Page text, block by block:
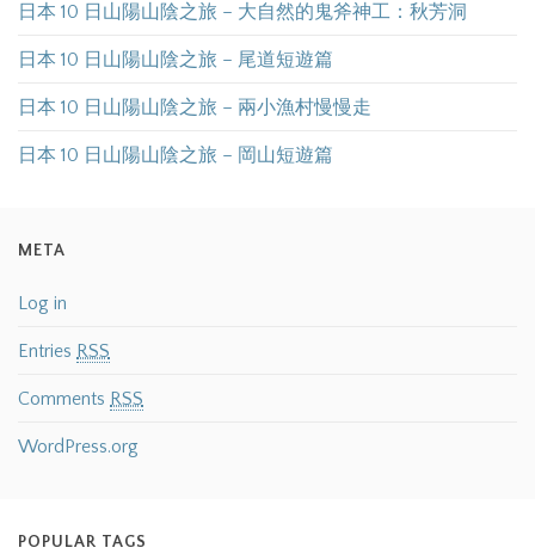
日本 10 日山陽山陰之旅 – 大自然的鬼斧神工：秋芳洞
日本 10 日山陽山陰之旅 – 尾道短遊篇
日本 10 日山陽山陰之旅 – 兩小漁村慢慢走
日本 10 日山陽山陰之旅 – 岡山短遊篇
META
Log in
Entries RSS
Comments RSS
WordPress.org
POPULAR TAGS